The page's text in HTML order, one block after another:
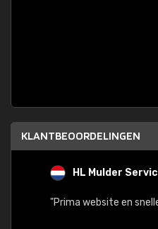
KLANTBEOORDELINGEN
HL Mulder
"Prima website en